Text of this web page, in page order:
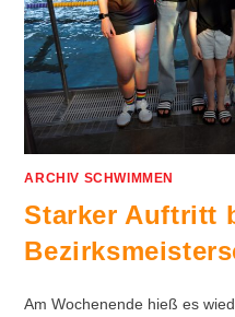
ARCHIV SCHWIMMEN
Starker Auftritt
Am Wochenende hieß es